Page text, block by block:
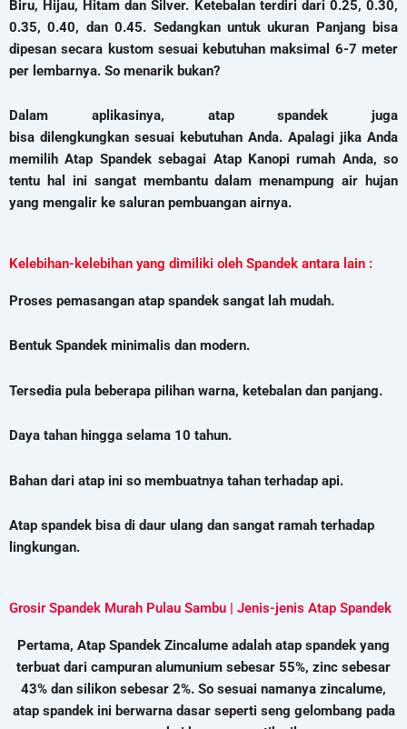
Biru, Hijau, Hitam dan Silver. Ketebalan terdiri dari 0.25, 0.30,
0.35, 0.40, dan 0.45. Sedangkan untuk ukuran Panjang bisa
dipesan secara kustom sesuai kebutuhan maksimal 6-7 meter
per lembarnya. So menarik bukan?
Dalam aplikasinya, atap spandek juga
bisa dilengkungkan sesuai kebutuhan Anda. Apalagi jika Anda
memilih Atap Spandek sebagai Atap Kanopi rumah Anda, so
tentu hal ini sangat membantu dalam menampung air hujan
yang mengalir ke saluran pembuangan airnya.
Kelebihan-kelebihan yang dimiliki oleh Spandek antara lain :
Proses pemasangan atap spandek sangat lah mudah.
Bentuk Spandek minimalis dan modern.
Tersedia pula beberapa pilihan warna, ketebalan dan panjang.
Daya tahan hingga selama 10 tahun.
Bahan dari atap ini so membuatnya tahan terhadap api.
Atap spandek bisa di daur ulang dan sangat ramah terhadap
lingkungan.
Grosir Spandek Murah Pulau Sambu | Jenis-jenis Atap Spandek
Pertama, Atap Spandek Zincalume adalah atap spandek yang
terbuat dari campuran alumunium sebesar 55%, zinc sebesar
43% dan silikon sebesar 2%. So sesuai namanya zincalume,
atap spandek ini berwarna dasar seperti seng gelombang pada